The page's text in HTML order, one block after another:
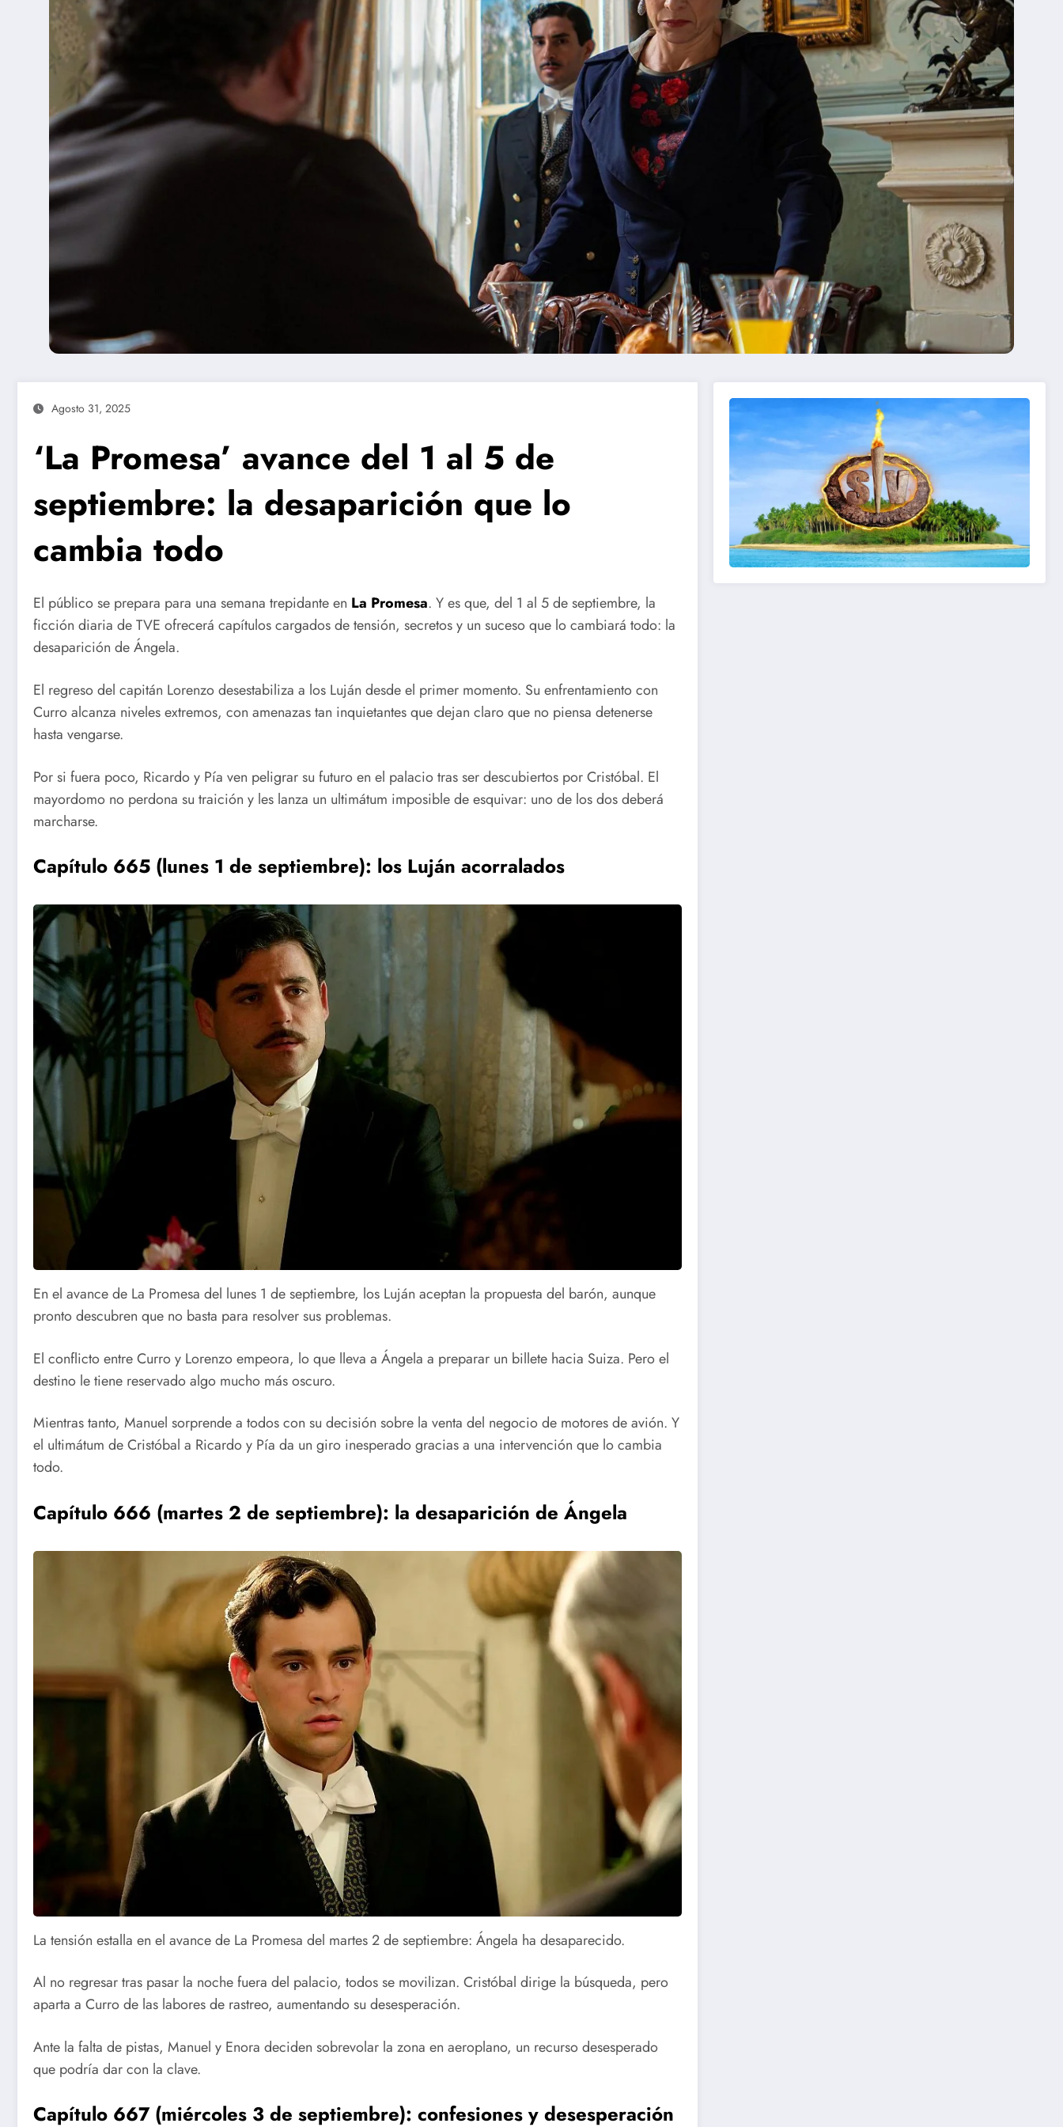
Agosto 31, 2025
‘La Promesa’ avance del 1 al 5 de
septiembre: la desaparición que lo
cambia todo
El público se prepara para una semana trepidante en La Promesa. Y es que, del 1 al 5 de septiembre, la
ficción diaria de TVE ofrecerá capítulos cargados de tensión, secretos y un suceso que lo cambiará todo: la
desaparición de Ángela.
El regreso del capitán Lorenzo desestabiliza a los Luján desde el primer momento. Su enfrentamiento con
Curro alcanza niveles extremos, con amenazas tan inquietantes que dejan claro que no piensa detenerse
hasta vengarse.
Por si fuera poco, Ricardo y Pía ven peligrar su futuro en el palacio tras ser descubiertos por Cristóbal. El
mayordomo no perdona su traición y les lanza un ultimátum imposible de esquivar: uno de los dos deberá
marcharse.
Capítulo 665 (lunes 1 de septiembre): los Luján acorralados
En el avance de La Promesa del lunes 1 de septiembre, los Luján aceptan la propuesta del barón, aunque
pronto descubren que no basta para resolver sus problemas.
El conflicto entre Curro y Lorenzo empeora, lo que lleva a Ángela a preparar un billete hacia Suiza. Pero el
destino le tiene reservado algo mucho más oscuro.
Mientras tanto, Manuel sorprende a todos con su decisión sobre la venta del negocio de motores de avión. Y
el ultimátum de Cristóbal a Ricardo y Pía da un giro inesperado gracias a una intervención que lo cambia
todo.
Capítulo 666 (martes 2 de septiembre): la desaparición de Ángela
La tensión estalla en el avance de La Promesa del martes 2 de septiembre: Ángela ha desaparecido.
Al no regresar tras pasar la noche fuera del palacio, todos se movilizan. Cristóbal dirige la búsqueda, pero
aparta a Curro de las labores de rastreo, aumentando su desesperación.
Ante la falta de pistas, Manuel y Enora deciden sobrevolar la zona en aeroplano, un recurso desesperado
que podría dar con la clave.
Capítulo 667 (miércoles 3 de septiembre): confesiones y desesperación